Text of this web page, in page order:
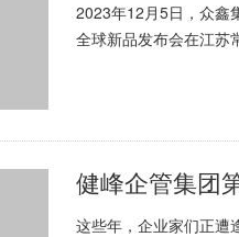
2023年12月5日，众鑫
全球新品发布会在江苏
健峰企管集团
这些年，企业家们正遭